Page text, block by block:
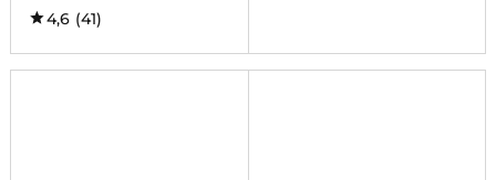
4,6 (41)